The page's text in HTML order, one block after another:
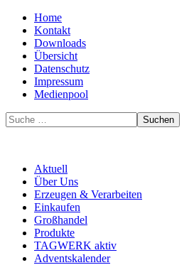
Home
Kontakt
Downloads
Übersicht
Datenschutz
Impressum
Medienpool
Suchen
Aktuell
Über Uns
Erzeugen & Verarbeiten
Einkaufen
Großhandel
Produkte
TAGWERK aktiv
Adventskalender